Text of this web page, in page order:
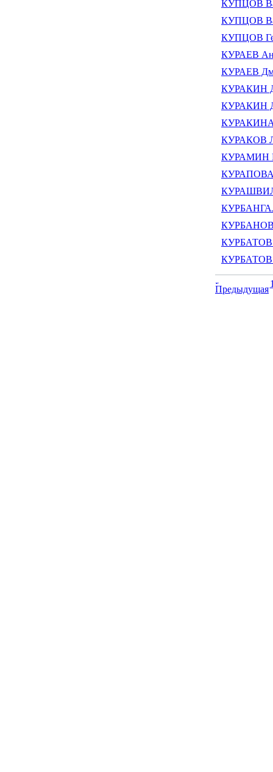
КУПЦОВ
КУПЦОВ
КУПЦОВ
КУРАЕВ
КУРАЕВ
КУРАКИН
КУРАКИН
КУРАКИНА
КУРАКОВ
КУРАМИН
КУРАПОВА
КУРБАНОВ
КУРБАТОВ
КУРБАТОВ
Предыдущая